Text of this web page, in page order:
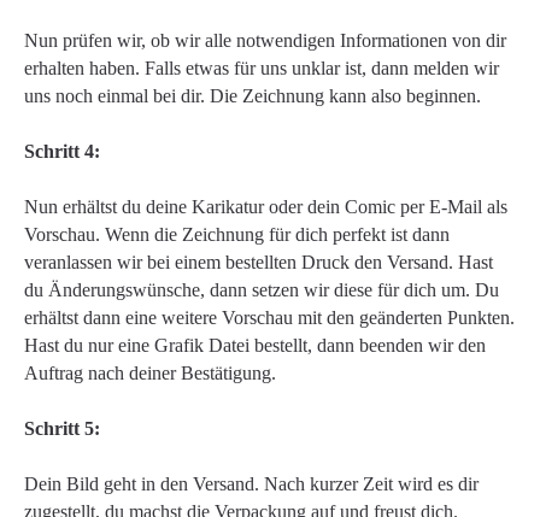
Nun prüfen wir, ob wir alle notwendigen Informationen von dir
erhalten haben. Falls etwas für uns unklar ist, dann melden wir
uns noch einmal bei dir. Die Zeichnung kann also beginnen.
Schritt 4:
Nun erhältst du deine Karikatur oder dein Comic per E-Mail als
Vorschau. Wenn die Zeichnung für dich perfekt ist dann
veranlassen wir bei einem bestellten Druck den Versand. Hast
du Änderungswünsche, dann setzen wir diese für dich um. Du
erhältst dann eine weitere Vorschau mit den geänderten Punkten.
Hast du nur eine Grafik Datei bestellt, dann beenden wir den
Auftrag nach deiner Bestätigung.
Schritt 5:
Dein Bild geht in den Versand. Nach kurzer Zeit wird es dir
zugestellt, du machst die Verpackung auf und freust dich.